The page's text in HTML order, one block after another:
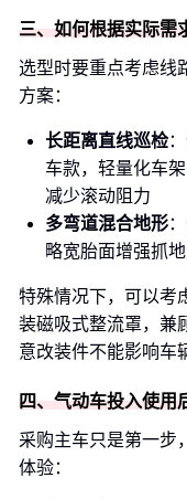
三、如何根据实际需
选型时要重点考虑线
方案：
长距离直线巡检
车款，轻量化车
减少滚动阻力
多弯道混合地形
略宽胎面增强抓
特殊情况下，可以考
装磁吸式整流罩，兼
意改装件不能影响车
四、气动车投入使用
采购主车只是第一步
体验：